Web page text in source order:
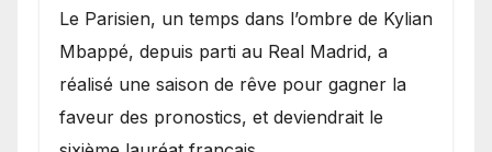
Le Parisien, un temps dans l’ombre de Kylian
Mbappé, depuis parti au Real Madrid, a
réalisé une saison de rêve pour gagner la
faveur des pronostics, et deviendrait le